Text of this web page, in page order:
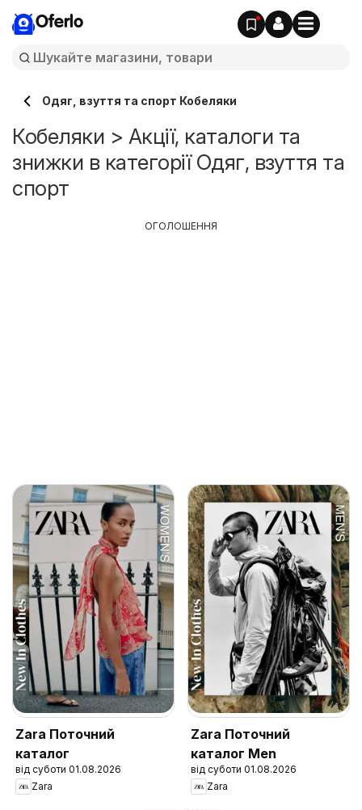
Oferlo
Одяг, взуття та спорт Кобеляки
Кобеляки > Акції, каталоги та
знижки в категорії Одяг, взуття та
спорт
Zara Поточний
каталог
від суботи 01.08.2026
Zara
Zara Поточний
каталог Men
від суботи 01.08.2026
Zara
ОГОЛОШЕННЯ